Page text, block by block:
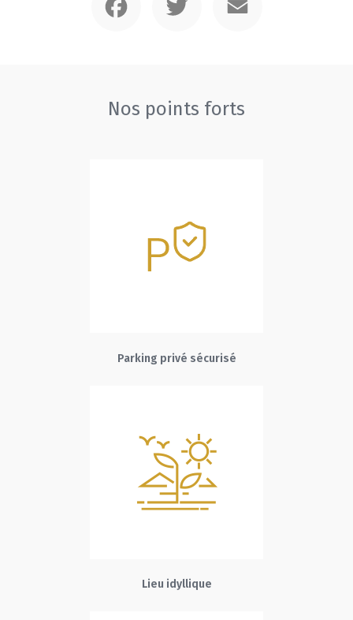
Nos points forts
Parking privé sécurisé
Lieu idyllique